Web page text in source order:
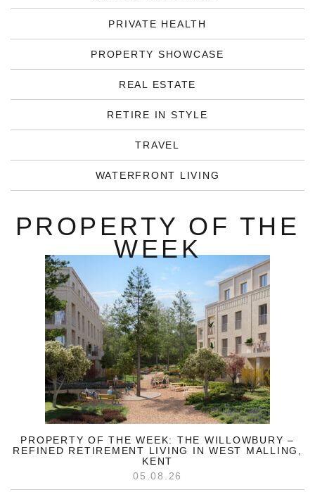
PRIVATE HEALTH
PROPERTY SHOWCASE
REAL ESTATE
RETIRE IN STYLE
TRAVEL
WATERFRONT LIVING
PROPERTY OF THE
WEEK
PROPERTY OF THE WEEK: THE WILLOWBURY –
REFINED RETIREMENT LIVING IN WEST MALLING,
KENT
05.08.26